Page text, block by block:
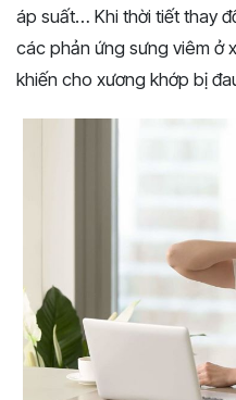
áp suất… Khi thời tiết thay
các phản ứng sưng viêm ở
khiến cho xương khớp bị